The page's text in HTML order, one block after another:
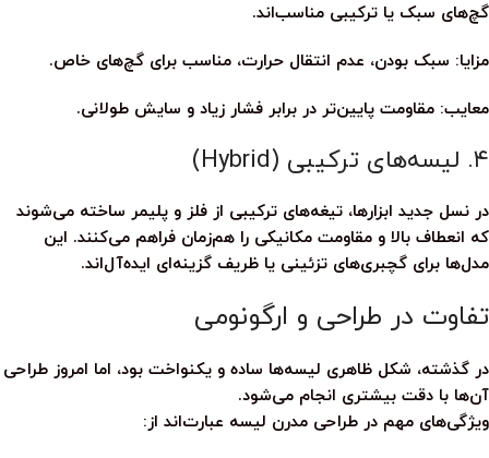
گچ‌های سبک یا ترکیبی مناسب‌اند.
مزایا: سبک بودن، عدم انتقال حرارت، مناسب برای گچ‌های خاص.
معایب: مقاومت پایین‌تر در برابر فشار زیاد و سایش طولانی.
۴. لیسه‌های ترکیبی (Hybrid)
در نسل جدید ابزارها، تیغه‌های ترکیبی از فلز و پلیمر ساخته می‌شوند
که انعطاف بالا و مقاومت مکانیکی را هم‌زمان فراهم می‌کنند. این
مدل‌ها برای گچبری‌های تزئینی یا ظریف گزینه‌ای ایده‌آل‌اند.
تفاوت در طراحی و ارگونومی
در گذشته، شکل ظاهری لیسه‌ها ساده و یکنواخت بود، اما امروز طراحی
آن‌ها با دقت بیشتری انجام می‌شود.
ویژگی‌های مهم در طراحی مدرن لیسه عبارت‌اند از: